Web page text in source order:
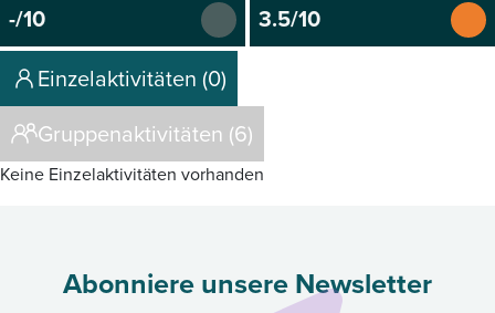
-/10
3.5/10
Einzelaktivitäten (0)
Gruppenaktivitäten (6)
Keine Einzelaktivitäten vorhanden
Abonniere unsere Newsletter